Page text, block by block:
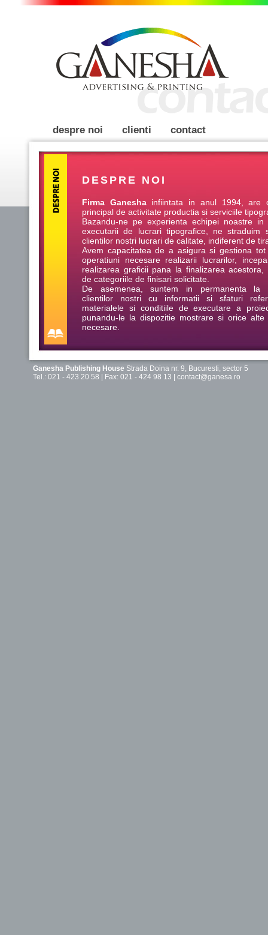
despre noi clienti contact
DESPRE NOI
Firma Ganeshainfiintata in anul 1994, are
principal de activitate productia si serviciile
Bazandu-ne pe experienta echipei noastre in
executarii de lucrari tipografice, ne straduim
clientilor nostri lucrari de calitate, indiferent de
Avem capacitatea de a asigura si gestiona
operatiuni necesare realizarii lucrarilor,
realizarea graficii pana la finalizarea acestora,
de categoriile de finisari solicitate.
De asemenea, suntem in permanenta la
clientilor nostri cu informatii si sfaturi
materialele si conditiile de executare a
punandu-le la dispozitie mostrare si orice alte
necesare.
Ganesha Publishing House Strada Doina nr. 9, Bucuresti, sector 5
Tel.: 021 - 423 20 58 | Fax: 021 - 424 98 13 | contact@ganesa.ro